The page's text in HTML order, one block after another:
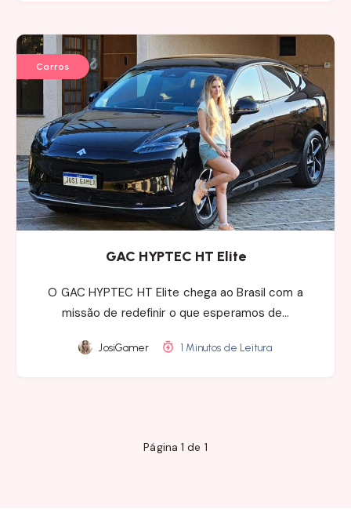
Carros
GAC HYPTEC HT Elite
O GAC HYPTEC HT Elite chega ao Brasil com a
missão de redefinir o que esperamos de…
JosiGamer 1 Minutos de Leitura
Página 1 de 1